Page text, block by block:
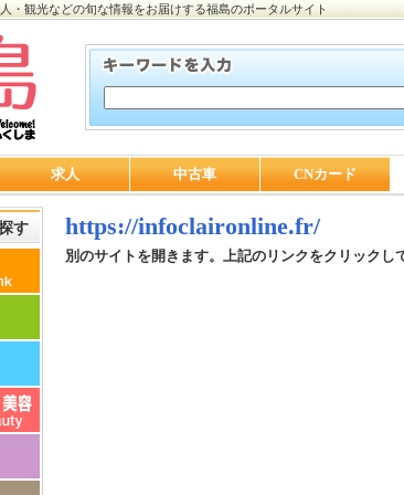
・観光などの旬な情報をお届けする福島のポータルサイト
求人 中古車 CNカード
す https://infoclaironline.fr/
別のサイトを開きます。上記のリンクをクリックし